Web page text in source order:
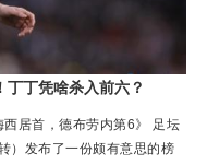
丁凭啥杀入前六？
西居首，德布劳内第6》 足坛
）发布了一份颇有意思的榜